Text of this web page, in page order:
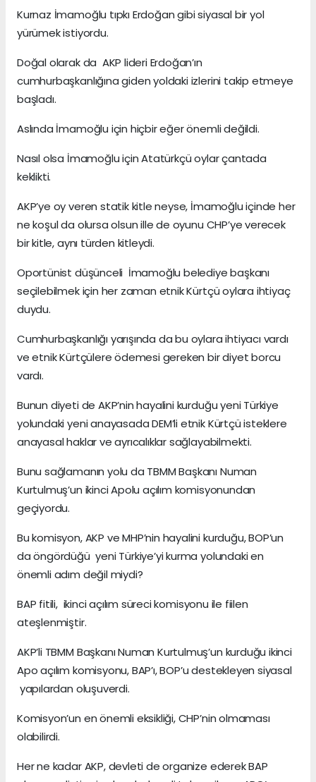
Kurnaz İmamoğlu tıpkı Erdoğan gibi siyasal bir yol
yürümek istiyordu.
Doğal olarak da AKP lideri Erdoğan’ın
cumhurbaşkanlığına giden yoldaki izlerini takip etmeye
başladı.
Aslında İmamoğlu için hiçbir eğer önemli değildi.
Nasıl olsa İmamoğlu için Atatürkçü oylar çantada
keklikti.
AKP’ye oy veren statik kitle neyse, İmamoğlu içinde her
ne koşul da olursa olsun ille de oyunu CHP’ye verecek
bir kitle, aynı türden kitleydi.
Oportünist düşünceli İmamoğlu belediye başkanı
seçilebilmek için her zaman etnik Kürtçü oylara ihtiyaç
duydu.
Cumhurbaşkanlığı yarışında da bu oylara ihtiyacı vardı
ve etnik Kürtçülere ödemesi gereken bir diyet borcu
vardı.
Bunun diyeti de AKP’nin hayalini kurduğu yeni Türkiye
yolundaki yeni anayasada DEM’li etnik Kürtçü isteklere
anayasal haklar ve ayrıcalıklar sağlayabilmekti.
Bunu sağlamanın yolu da TBMM Başkanı Numan
Kurtulmuş’un ikinci Apolu açılım komisyonundan
geçiyordu.
Bu komisyon, AKP ve MHP’nin hayalini kurduğu, BOP’un
da öngördüğü yeni Türkiye’yi kurma yolundaki en
önemli adım değil miydi?
BAP fitili, ikinci açılım süreci komisyonu ile fiilen
ateşlenmiştir.
AKP’li TBMM Başkanı Numan Kurtulmuş’un kurduğu ikinci
Apo açılım komisyonu, BAP’ı, BOP’u destekleyen siyasal
yapılardan oluşuverdi.
Komisyon’un en önemli eksikliği, CHP’nin olmaması
olabilirdi.
Her ne kadar AKP, devleti de organize ederek BAP